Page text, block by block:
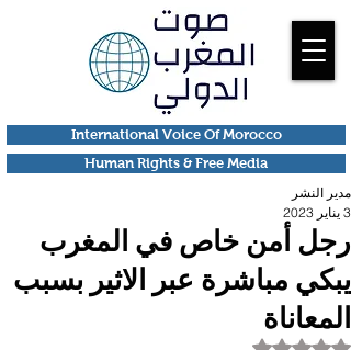
Human Rights & Free Media
International Voice Of Morocco
رجل أمن خاص في المغرب
يبكي مباشرة عبر الاثير بسبب
المعاناة
مدير النشر
3 يناير 2023
تم التقييم بـ ليس رقمًا من أصل 5 نجوم.